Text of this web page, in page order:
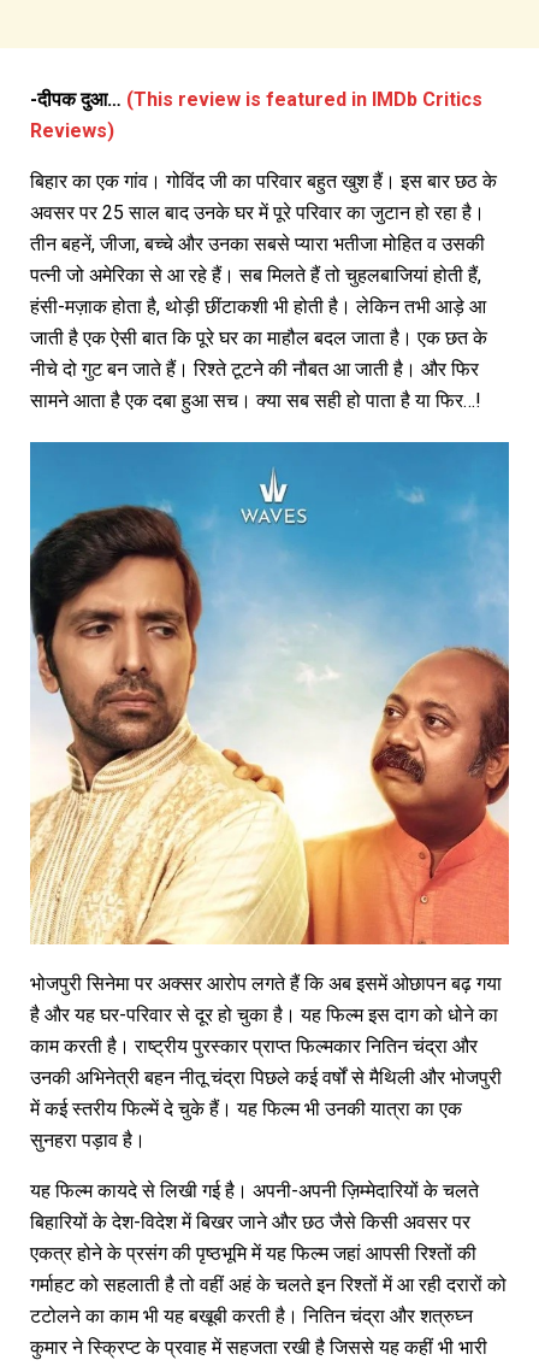
-दीपक दुआ… (This review is featured in IMDb Critics
Reviews)
बिहार का एक गांव। गोविंद जी का परिवार बहुत खुश हैं। इस बार छठ के
अवसर पर 25 साल बाद उनके घर में पूरे परिवार का जुटान हो रहा है।
तीन बहनें, जीजा, बच्चे और उनका सबसे प्यारा भतीजा मोहित व उसकी
पत्नी जो अमेरिका से आ रहे हैं। सब मिलते हैं तो चुहलबाजियां होती हैं,
हंसी-मज़ाक होता है, थोड़ी छींटाकशी भी होती है। लेकिन तभी आड़े आ
जाती है एक ऐसी बात कि पूरे घर का माहौल बदल जाता है। एक छत के
नीचे दो गुट बन जाते हैं। रिश्ते टूटने की नौबत आ जाती है। और फिर
सामने आता है एक दबा हुआ सच। क्या सब सही हो पाता है या फिर…!
भोजपुरी सिनेमा पर अक्सर आरोप लगते हैं कि अब इसमें ओछापन बढ़ गया
है और यह घर-परिवार से दूर हो चुका है। यह फिल्म इस दाग को धोने का
काम करती है। राष्ट्रीय पुरस्कार प्राप्त फिल्मकार नितिन चंद्रा और
उनकी अभिनेत्री बहन नीतू चंद्रा पिछले कई वर्षों से मैथिली और भोजपुरी
में कई स्तरीय फिल्में दे चुके हैं। यह फिल्म भी उनकी यात्रा का एक
सुनहरा पड़ाव है।
यह फिल्म कायदे से लिखी गई है। अपनी-अपनी ज़िम्मेदारियों के चलते
बिहारियों के देश-विदेश में बिखर जाने और छठ जैसे किसी अवसर पर
एकत्र होने के प्रसंग की पृष्ठभूमि में यह फिल्म जहां आपसी रिश्तों की
गर्माहट को सहलाती है तो वहीं अहं के चलते इन रिश्तों में आ रही दरारों को
टटोलने का काम भी यह बखूबी करती है। नितिन चंद्रा और शत्रुघ्न
कुमार ने स्क्रिप्ट के प्रवाह में सहजता रखी है जिससे यह कहीं भी भारी